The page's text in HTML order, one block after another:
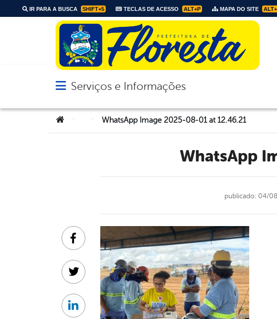
IR PARA A BUSCA SHIFT+5 TECLAS DE ACESSO ALT+P MAPA DO SITE
Abrir menu principal de navegação
Serviços e Informações
Você está aqui:WhatsApp Image 2025-08-01 at 12.46.21
WhatsApp
publicado: 04/
Facebook
Twitter
Linkedin